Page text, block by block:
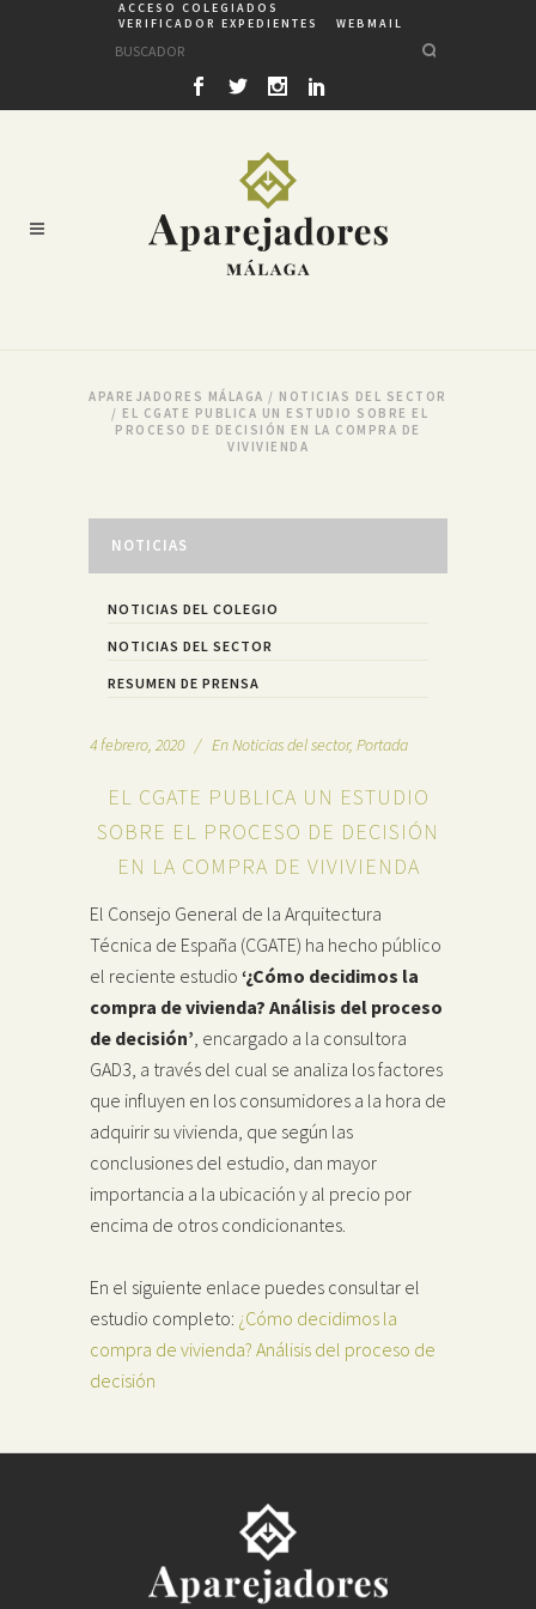
ACCESO COLEGIADOS
VERIFICADOR EXPEDIENTES
WEBMAIL
APAREJADORES MÁLAGA / NOTICIAS DEL SECTOR
/ EL CGATE PUBLICA UN ESTUDIO SOBRE EL
PROCESO DE DECISIÓN EN LA COMPRA DE
VIVIVIENDA
NOTICIAS
NOTICIAS DEL COLEGIO
NOTICIAS DEL SECTOR
RESUMEN DE PRENSA
4 febrero, 2020 EnNoticias del sector, Portada
EL CGATE PUBLICA UN ESTUDIO
SOBRE EL PROCESO DE DECISIÓN
EN LA COMPRA DE VIVIVIENDA
El Consejo General de la Arquitectura
Técnica de España (CGATE) ha hecho público
el reciente estudio ‘¿Cómo decidimos la
compra de vivienda? Análisis del proceso
de decisión’ encargado a la consultora
GAD3, a través del cual se analiza los factores
que influyen en los consumidores a la hora de
adquirir su vivienda, que según las
conclusiones del estudio, dan mayor
importancia a la ubicación y al precio por
encima de otros condicionantes.
En el siguiente enlace puedes consultar el
estudio completo: ¿Cómo decidimos la
compra de vivienda? Análisis del proceso de
decisión